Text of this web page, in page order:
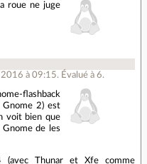
roue ne juge
2016 à 09:15. Évalué à 6.
flashback
Gnome 2) est
voit bien que
de les
(avec Thunar et Xfe comme